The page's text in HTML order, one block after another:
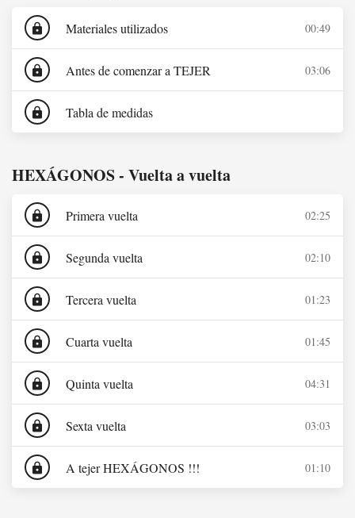
lock Materiales utilizados 00:49
lock Antes de comenzar a TEJER 03:06
lock Tabla de medidas
HEXÁGONOS - Vuelta a vuelta
lock Primera vuelta 02:25
lock Segunda vuelta 02:10
lock Tercera vuelta 01:23
lock Cuarta vuelta 01:45
lock Quinta vuelta 04:31
lock Sexta vuelta 03:03
lock A tejer HEXÁGONOS !!! 01:10